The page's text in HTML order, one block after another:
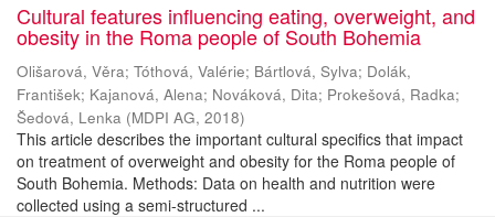
Cultural features influencing eating, overweight, and
obesity in the Roma people of South Bohemia
Olišarová, Věra; Tóthová, Valérie; Bártlová, Sylva; Dolák,
František; Kajanová, Alena; Nováková, Dita; Prokešová, Radka;
Šedová, Lenka (MDPI AG, 2018)
This article describes the important cultural specifics that impact
on treatment of overweight and obesity for the Roma people of
South Bohemia. Methods: Data on health and nutrition were
collected using a semi-structured ...